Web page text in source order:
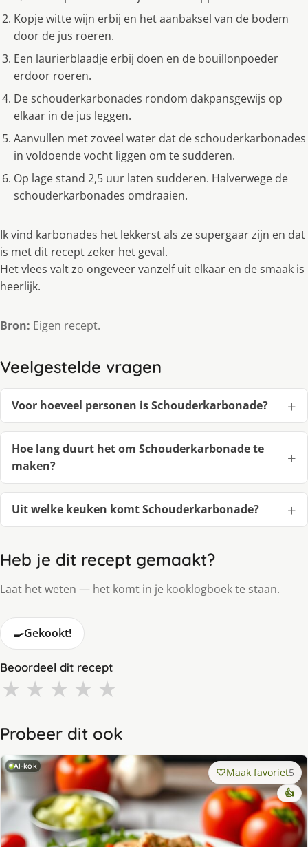
Kopje witte wijn erbij en het aanbaksel van de bodem
door de jus roeren.
Een laurierblaadje erbij doen en de bouillonpoeder
erdoor roeren.
De schouderkarbonades rondom dakpansgewijs op
elkaar in de jus leggen.
Aanvullen met zoveel water dat de schouderkarbonades
in voldoende vocht liggen om te sudderen.
Op lage stand 2,5 uur laten sudderen. Halverwege de
schouderkarbonades omdraaien.
Ik vind karbonades het lekkerst als ze supergaar zijn en dat
is met dit recept zeker het geval.
Het vlees valt zo ongeveer vanzelf uit elkaar en de smaak is
heerlijk.
Bron: Eigen recept.
Veelgestelde vragen
Voor hoeveel personen is Schouderkarbonade?
Hoe lang duurt het om Schouderkarbonade te
maken?
Uit welke keuken komt Schouderkarbonade?
Heb je dit recept gemaakt?
Laat het weten — het komt in je kooklogboek te staan.
🍳Gekookt!
Beoordeel dit recept
★ ★ ★ ★ ★
Probeer dit ook
AI-kok Maak favoriet5
👍